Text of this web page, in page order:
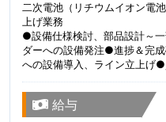
二次電池（リチウムイオン電
上げ業務
●設備仕様検討、部品設計～
ダーへの設備発注●進捗＆完
への設備導入、ライン立上げ
給与